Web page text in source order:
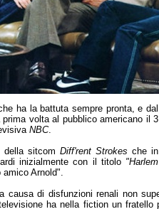
ha la battuta sempre pronta, e dal
volta al pubblico americano il 3
NBC.
della sitcom Diff'rent Strokes che in
inizialmente con il titolo "Harlem
Arnold".
causa di disfunzioni renali non
ha nella fiction un fratello